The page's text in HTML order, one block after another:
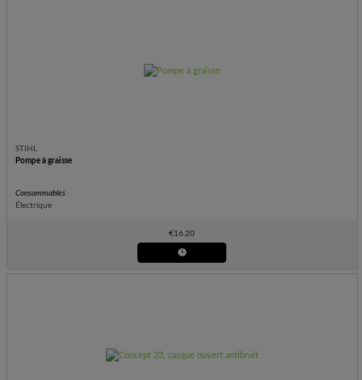
STIHL
Pompe à graisse
Consommables
Électrique
€16.20